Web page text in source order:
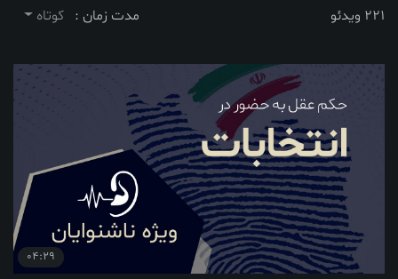
221 ویدئو مدت زمان : کوتاه
04:29